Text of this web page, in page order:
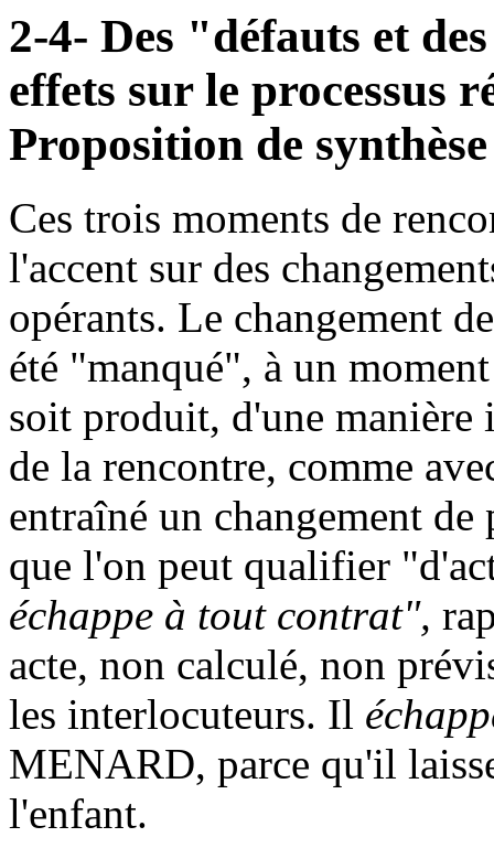
2-4- Des "défauts et
effets sur le processus
Proposition de
Ces trois moments de
l'accent sur des
opérants. Le changement
été "manqué", à un
soit produit, d'une manière
de la rencontre, comme
entraîné un changement
que l'on peut qualifier
échappe à tout contrat",
acte, non calculé, non
les interlocuteurs. Il
MENARD, parce qu'il
l'enfant.